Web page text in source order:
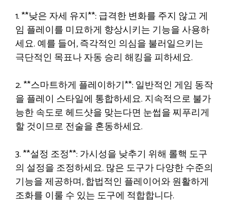
1. **낮은 자세 유지**: 급격한 변화를 주지 않고 게
임 플레이를 미묘하게 향상시키는 기능을 사용하
세요. 예를 들어, 즉각적인 의심을 불러일으키는
극단적인 목표나 자동 승리 해킹을 피하세요.
2. **스마트하게 플레이하기**: 일반적인 게임 동작
을 플레이 스타일에 통합하세요. 지속적으로 불가
능한 속도로 헤드샷을 맞는다면 눈썹을 찌푸리게
할 것이므로 전술을 혼동하세요.
3. **설정 조정**: 가시성을 낮추기 위해 롤핵 도구
의 설정을 조정하세요. 많은 도구가 다양한 수준의
기능을 제공하며, 합법적인 플레이어와 원활하게
조화를 이룰 수 있는 도구에 적합합니다.